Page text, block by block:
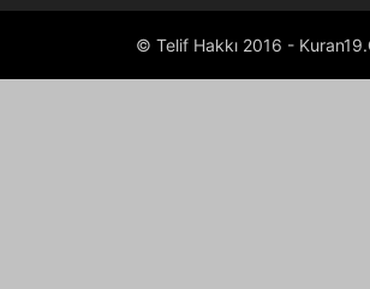
© Telif Hakkı 2016 -